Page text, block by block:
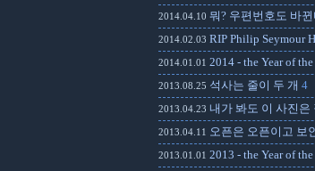
2014.04.10 뭐? 우편번호도 바
2014.02.03 RIP Philip Seymour
2014.01.01 2014 - the Year of the
2013.08.25 석사는 줄이 두 개 4
2013.04.23 내가 봐도 이 사진은
2013.04.11 오픈은 오픈이고 보
2013.01.01 2013 - the Year of the